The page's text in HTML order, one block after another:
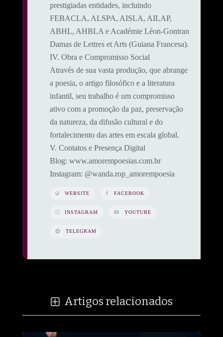
prestigiadas entidades, incluindo
FEBACLA, ALSPA, AISLA, AILAP,
ABHL, AHBLA e Académie Léon-Gontran
Damas de Lettres et Arts (Guiana Francesa).
​IV. Obra e Compromisso Social
​Através de sua vasta produção, que abrange
a poesia, o artigo filosófico e a literatura
infantil, seu trabalho é um compromisso
ativo com a promoção da paz, preservação
da natureza, da difusão cultural e do
fortalecimento das artes em escala global.
​V. Contatos e Presença Digital
​Blog: www.amorempoesias.com.br
​Instagram: @wanda.rop_amorempoesia
WEBSITE FACEBOOK
INSTAGRAM YOUTUBE
TELEGRAM
Artigos relacionados